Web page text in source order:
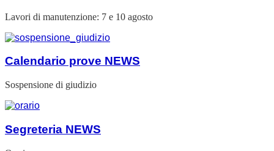
Lavori di manutenzione: 7 e 10 agosto
Calendario prove NEWS
Sospensione di giudizio
Segreteria NEWS